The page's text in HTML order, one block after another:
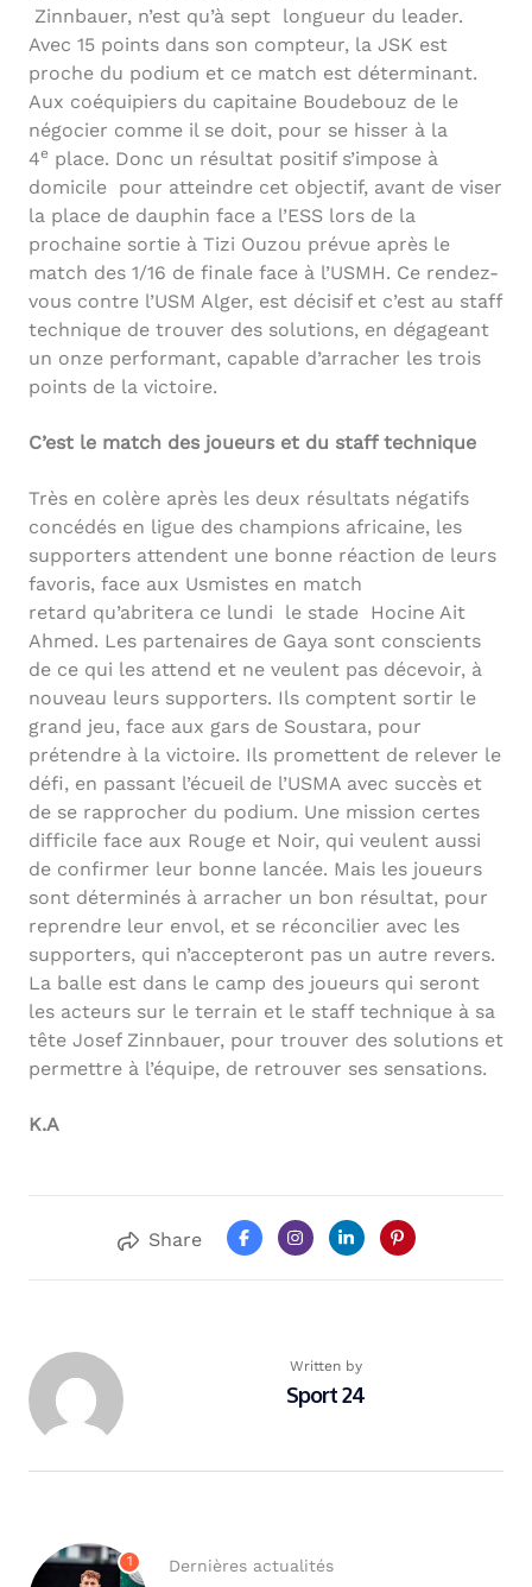
Zinnbauer, n’est qu’à sept longueur du leader.
Avec 15 points dans son compteur, la JSK est
proche du podium et ce match est déterminant.
Aux coéquipiers du capitaine Boudebouz de le
négocier comme il se doit, pour se hisser à la
4e place. Donc un résultat positif s’impose à
domicile pour atteindre cet objectif, avant de viser
la place de dauphin face a l’ESS lors de la
prochaine sortie à Tizi Ouzou prévue après le
match des 1/16 de finale face à l’USMH. Ce rendez-
vous contre l’USM Alger, est décisif et c’est au staff
technique de trouver des solutions, en dégageant
un onze performant, capable d’arracher les trois
points de la victoire.
C’est le match des joueurs et du staff technique
Très en colère après les deux résultats négatifs
concédés en ligue des champions africaine, les
supporters attendent une bonne réaction de leurs
favoris, face aux Usmistes en match
retard qu’abritera ce lundi le stade Hocine Ait
Ahmed. Les partenaires de Gaya sont conscients
de ce qui les attend et ne veulent pas décevoir, à
nouveau leurs supporters. Ils comptent sortir le
grand jeu, face aux gars de Soustara, pour
prétendre à la victoire. Ils promettent de relever le
défi, en passant l’écueil de l’USMA avec succès et
de se rapprocher du podium. Une mission certes
difficile face aux Rouge et Noir, qui veulent aussi
de confirmer leur bonne lancée. Mais les joueurs
sont déterminés à arracher un bon résultat, pour
reprendre leur envol, et se réconcilier avec les
supporters, qui n’accepteront pas un autre revers.
La balle est dans le camp des joueurs qui seront
les acteurs sur le terrain et le staff technique à sa
tête Josef Zinnbauer, pour trouver des solutions et
permettre à l’équipe, de retrouver ses sensations.
K.A
Share
Written by
Sport 24
1 Dernières actualités